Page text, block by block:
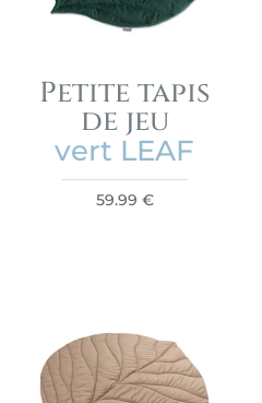
Petite tapis
de jeu
vert LEAF
59.99 €